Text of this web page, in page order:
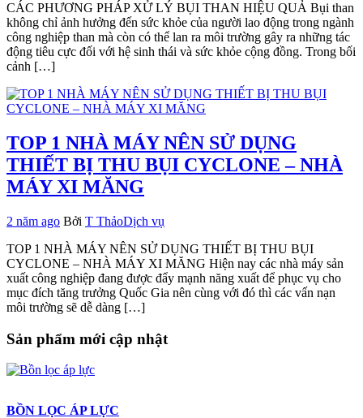
CÁC PHƯƠNG PHÁP XỬ LÝ BỤI THAN HIỆU QUẢ Bụi than
không chỉ ảnh hưởng đến sức khỏe của người lao động trong ngành
công nghiệp than mà còn có thể lan ra môi trường gây ra những tác
động tiêu cực đối với hệ sinh thái và sức khỏe cộng đồng. Trong bối
cảnh […]
TOP 1 NHÀ MÁY NÊN SỬ DỤNG
THIẾT BỊ THU BỤI CYCLONE – NHÀ
MÁY XI MĂNG
2 năm ago Bởi T ThảoDịch vụ
TOP 1 NHÀ MÁY NÊN SỬ DỤNG THIẾT BỊ THU BỤI
CYCLONE – NHÀ MÁY XI MĂNG Hiện nay các nhà máy sản
xuất công nghiệp đang được đẩy mạnh năng xuất để phục vụ cho
mục đích tăng trưởng Quốc Gia nên cùng với đó thì các vấn nạn
môi trường sẽ dễ dàng […]
Sản phẩm mới cập nhật
BỒN LỌC ÁP LỰC